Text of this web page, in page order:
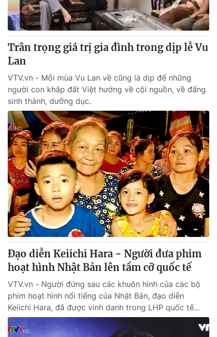
Trân trọng giá trị gia đình trong dịp lễ Vu
Lan
VTV.vn - Mỗi mùa Vu Lan về cũng là dịp để những
người con khắp đất Việt hướng về cội nguồn, về đấng
sinh thành, dưỡng dục.
Đạo diễn Keiichi Hara - Người đưa phim
hoạt hình Nhật Bản lên tầm cỡ quốc tế
VTV.vn - Người đứng sau các khuôn hình của các bộ
phim hoạt hình nổi tiếng của Nhật Bản, đạo diễn
Keiichi Hara, đã được vinh danh trong LHP quốc tế...